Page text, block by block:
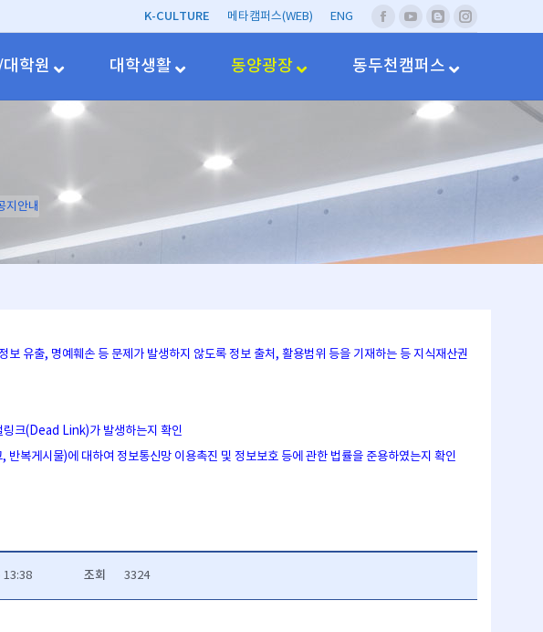
K-CULTURE 메타캠퍼스(WEB) ENG
페
스
북
유
브
네
버
그
Instagram
학원 대학생활 동양광장 동두천캠퍼스
지안내
유출, 명예훼손 등 문제가 발생하지 않도록 정보 출처, 활용범위 등을 기재하는 등 지식재산권
링크(Dead Link)가 발생하는지 확인
복게시물)에 대하여 정보통신망 이용촉진 및 정보보호 등에 관한 법률을 준용하였는지 확인
13:38 조회 3324